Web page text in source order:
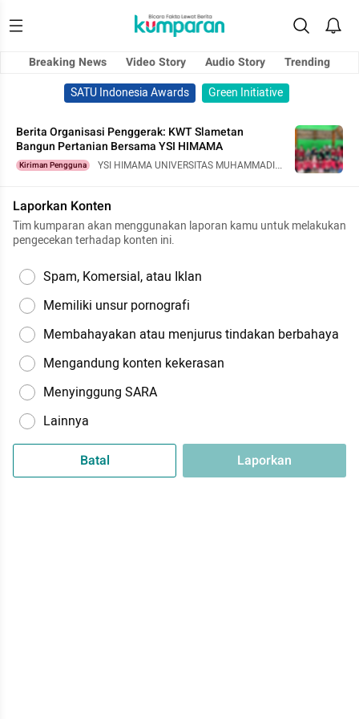
Breaking News Video Story Audio Story
Trending
SATU Indonesia Awards
Green Initiative
Berita Organisasi Penggerak: KWT Slametan
Bangun Pertanian Bersama YSI HIMAMA
Kiriman Pengguna
YSI HIMAMA UNIVERSITAS MUHAMMADIY
Laporkan Konten
Tim kumparan akan menggunakan laporan kamu untuk melakukan
pengecekan terhadap konten ini.
Spam, Komersial, atau Iklan
Memiliki unsur pornografi
Membahayakan atau menjurus tindakan berbahaya
Mengandung konten kekerasan
Menyinggung SARA
Lainnya
Batal Laporkan